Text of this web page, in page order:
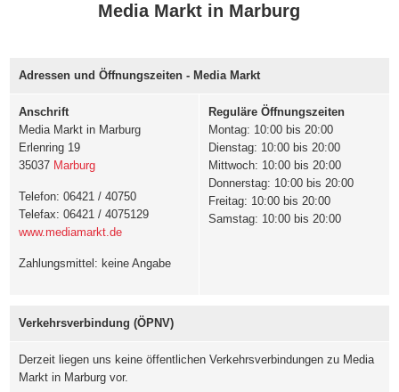
Media Markt in Marburg
Adressen und Öffnungszeiten - Media Markt
Anschrift
Media Markt in Marburg
Erlenring 19
35037 Marburg
Telefon: 06421 / 40750
Telefax: 06421 / 4075129
www.mediamarkt.de
Zahlungsmittel: keine Angabe
Reguläre Öffnungszeiten
Montag: 10:00 bis 20:00
Dienstag: 10:00 bis 20:00
Mittwoch: 10:00 bis 20:00
Donnerstag: 10:00 bis 20:00
Freitag: 10:00 bis 20:00
Samstag: 10:00 bis 20:00
Verkehrsverbindung (ÖPNV)
Derzeit liegen uns keine öffentlichen Verkehrsverbindungen zu Media
Markt in Marburg vor.